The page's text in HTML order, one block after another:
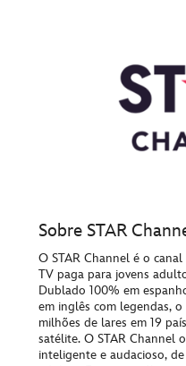
Sobre STAR
O STAR Channel é o
TV paga para jovens
Dublado 100% em
em inglês com legendas,
milhões de lares em 19
satélite. O STAR Channel
inteligente e audacioso,